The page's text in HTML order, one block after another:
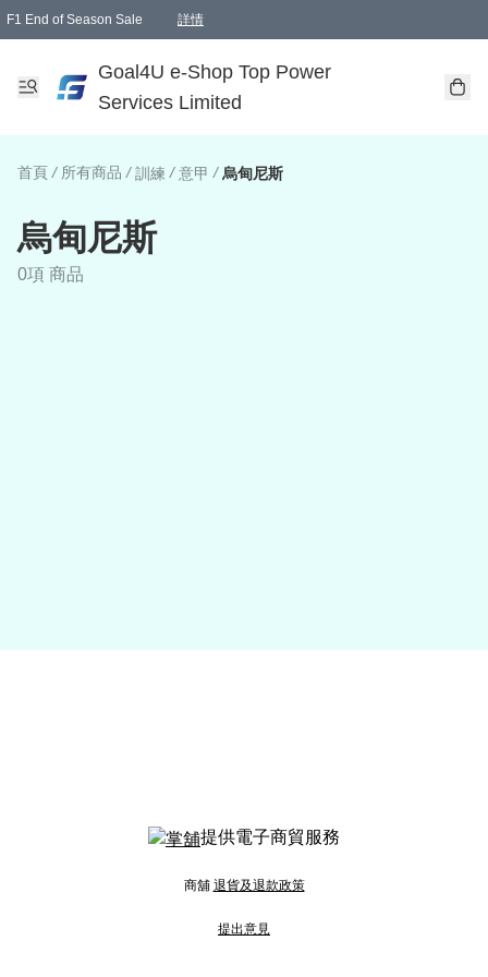
F1 End of Season Sale 詳情
Goal4U e-Shop Top Power
Services Limited
首頁 / 所有商品 / 訓練 / 意甲 / 烏甸尼斯
烏甸尼斯
0項 商品
提供電子商貿服務
商舖 退貨及退款政策
提出意見